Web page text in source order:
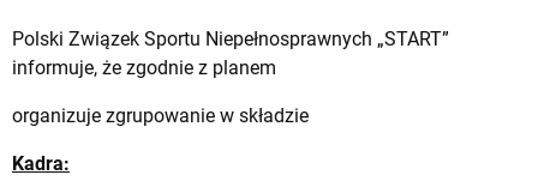
Polski Związek Sportu Niepełnosprawnych „START”
informuje, że zgodnie z planem
organizuje zgrupowanie w składzie
Kadra: